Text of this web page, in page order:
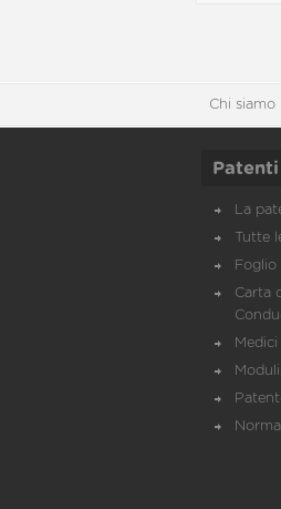
Chi siamo
Patenti
La
Tutte
Foglio
Carta